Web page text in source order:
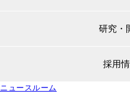
建材用塗料
本社・支店・営業所
中国塗料ってどんな会社？
サステナビリティ トップ
社会
研究・
中国塗料の技術力
採用
ニュースルーム